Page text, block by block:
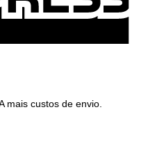
mais custos de envio.